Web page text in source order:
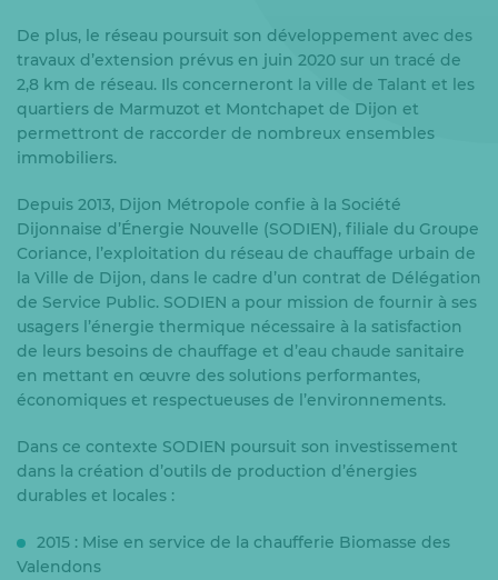
De plus, le réseau poursuit son développement avec des
travaux d’extension prévus en juin 2020 sur un tracé de
2,8 km de réseau. Ils concerneront la ville de Talant et les
quartiers de Marmuzot et Montchapet de Dijon et
permettront de raccorder de nombreux ensembles
immobiliers.
Depuis 2013, Dijon Métropole confie à la Société
Dijonnaise d’Énergie Nouvelle (SODIEN), filiale du Groupe
Coriance, l’exploitation du réseau de chauffage urbain de
la Ville de Dijon, dans le cadre d’un contrat de Délégation
de Service Public. SODIEN a pour mission de fournir à ses
usagers l’énergie thermique nécessaire à la satisfaction
de leurs besoins de chauffage et d’eau chaude sanitaire
en mettant en œuvre des solutions performantes,
économiques et respectueuses de l’environnements.
Dans ce contexte SODIEN poursuit son investissement
dans la création d’outils de production d’énergies
durables et locales :
2015 : Mise en service de la chaufferie Biomasse des
Valendons